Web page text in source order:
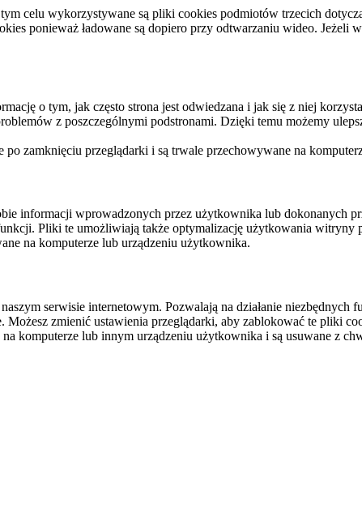
celu wykorzystywane są pliki cookies podmiotów trzecich
ponieważ ładowane są dopiero przy odtwarzaniu wideo. Jeżeli
o tym, jak często strona jest odwiedzana i jak się z niej
z poszczególnymi podstronami. Dzięki temu możemy
zamknięciu przeglądarki i są trwale przechowywane na
informacji wprowadzonych przez użytkownika lub dokonanych
Pliki te umożliwiają także optymalizację użytkowania witryny
na komputerze lub urządzeniu użytkownika.
serwisie internetowym. Pozwalają na działanie
zmienić ustawienia przeglądarki, aby zablokować te pliki
komputerze lub innym urządzeniu użytkownika i są usuwane z